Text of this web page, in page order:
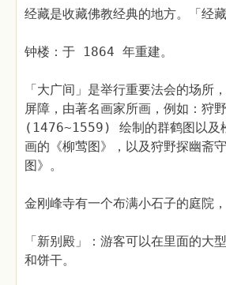
经藏是收藏佛教经典的地方。「经
钟楼：于 1864 年重建。
「大广间」是举行重要法会的场所
屏障，由著名画家所画，例如：狩
(1476~1559) 绘制的群鹤图以及
画的《柳莺图》，以及狩野探幽斋
图》。
金刚峰寺有一个布满小石子的庭院
「新别殿」：游客可以在里面的大
和饼干。